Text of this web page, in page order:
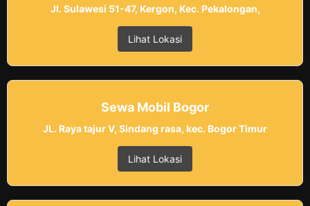
Jl. Sulawesi 51-47, Kergon, Kec. Pekalongan,
Lihat Lokasi
Sewa Mobil Bogor
JL. Raya tajur V, Sindang rasa, kec. Bogor Timur
Lihat Lokasi